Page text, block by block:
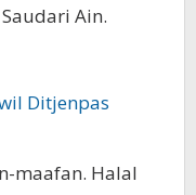
Ain.
Ditjenpas
maafan. Halal